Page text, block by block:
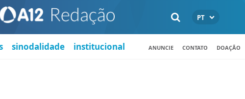
PT
sinodalidade institucional ANUNCIE CONTATO DOAÇÃO